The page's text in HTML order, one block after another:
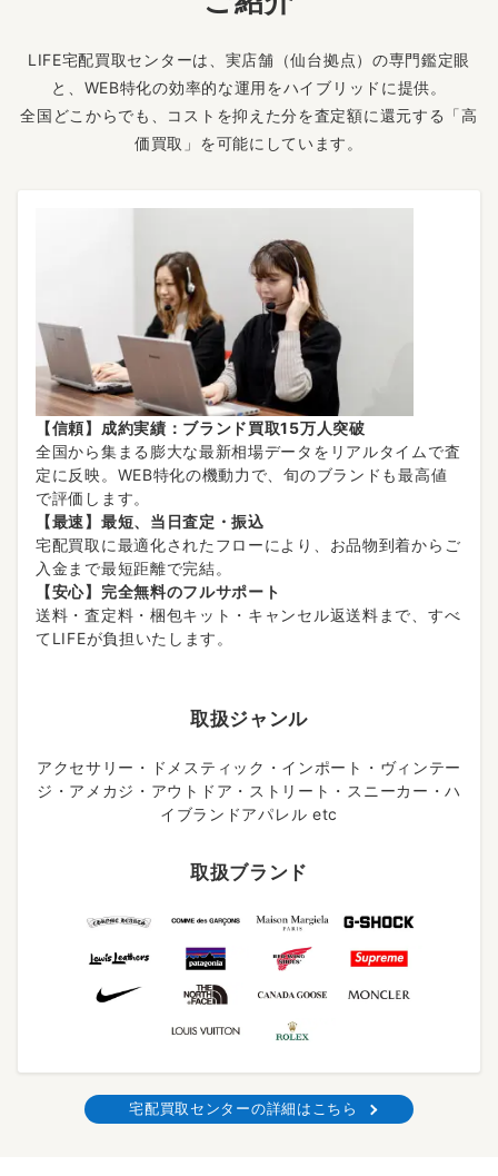
LIFE宅配買取センターは、実店舗（仙台拠点）の専門鑑定眼
と、WEB特化の効率的な運用をハイブリッドに提供。
全国どこからでも、コストを抑えた分を査定額に還元する「高
価買取」を可能にしています。
【信頼】成約実績：ブランド買取15万人突破
全国から集まる膨大な最新相場データをリアルタイムで査
定に反映。WEB特化の機動力で、旬のブランドも最高値
で評価します。
【最速】最短、当日査定・振込
宅配買取に最適化されたフローにより、お品物到着からご
入金まで最短距離で完結。
【安心】完全無料のフルサポート
送料・査定料・梱包キット・キャンセル返送料まで、すべ
てLIFEが負担いたします。
取扱ジャンル
アクセサリー・ドメスティック・インポート・ヴィンテー
ジ・アメカジ・アウトドア・ストリート・スニーカー・ハ
イブランドアパレル etc
取扱ブランド
宅配買取センターの詳細はこちら